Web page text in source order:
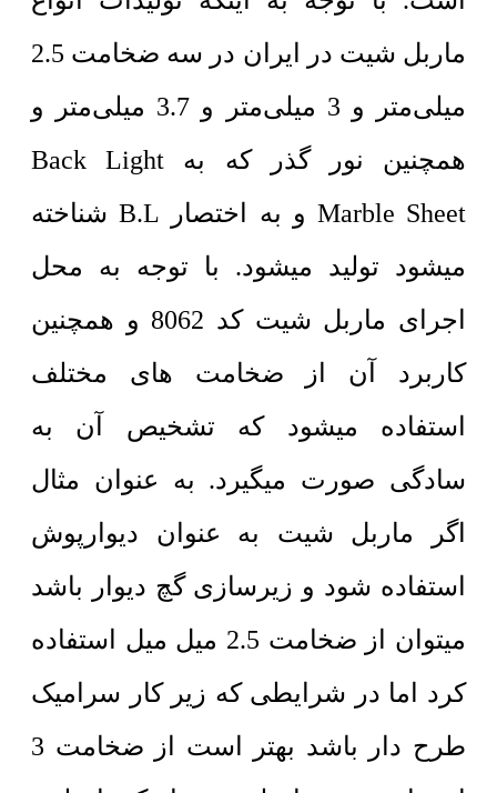
ماربل شیت در ایران در سه ضخامت 2.5
میلی‌متر و 3 میلی‌متر و 3.7 میلی‌متر و
همچنین نور گذر که به Back Light
Marble Sheet و به اختصار B.L شناخته
میشود تولید میشود. با توجه به محل
اجرای ماربل شیت کد 8062 و همچنین
کاربرد آن از ضخامت های مختلف
استفاده میشود که تشخیص آن به
سادگی صورت میگیرد. به عنوان مثال
اگر ماربل شیت به عنوان دیوارپوش
استفاده شود و زیرسازی گچ دیوار باشد
میتوان از ضخامت 2.5 میل میل استفاده
کرد اما در شرایطی که زیر کار سرامیک
طرح دار باشد بهتر است از ضخامت 3